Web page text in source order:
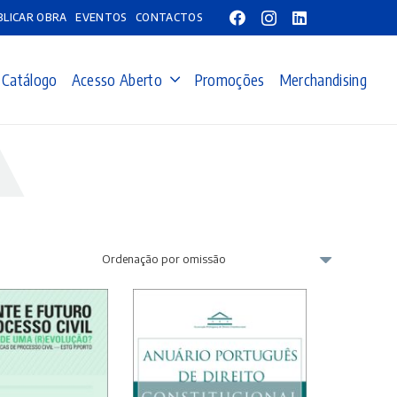
OBRA EVENTOS CONTACTOS
Catálogo Acesso Aberto Promoções Merchandising